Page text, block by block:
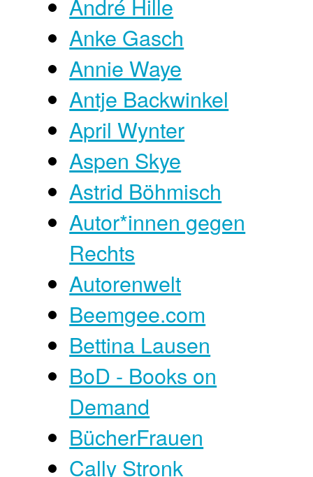
André Hille
Anke Gasch
Annie Waye
Antje Backwinkel
April Wynter
Aspen Skye
Astrid Böhmisch
Autor*innen gegen
Rechts
Autorenwelt
Beemgee.com
Bettina Lausen
BoD - Books on
Demand
BücherFrauen
Cally Stronk